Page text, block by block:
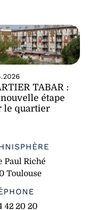
TABAR :
étape
le quartier
Paul Riché
Toulouse
42 20 20